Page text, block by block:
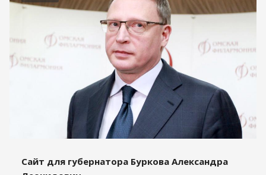
Сайт для губернатора Буркова Александра